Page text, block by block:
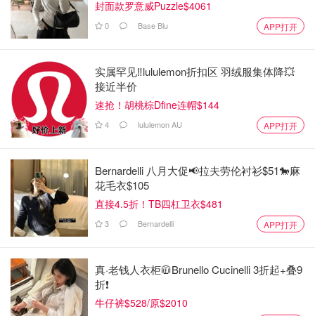
封面款罗意威Puzzle$4061
0 Base Blu APP打开
实属罕见‼️lululemon折扣区 羽绒服集体降💥
接近半价
速抢！胡桃棕Dfine连帽$144
4 lululemon AU APP打开
Bernardelli 八月大促📢拉夫劳伦衬衫$51🐎麻
花毛衣$105
直接4.5折！TB四杠卫衣$481
3 Bernardelli APP打开
真·老钱人衣柜🧥Brunello Cucinelli 3折起+叠9
折❗️
牛仔裤$528/原$2010